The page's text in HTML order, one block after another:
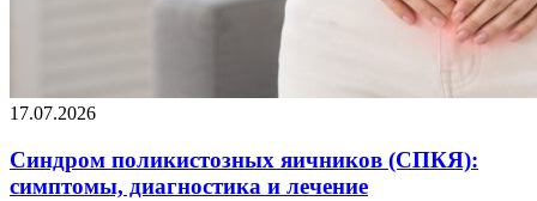
17.07.2026
Синдром поликистозных яичников (СПКЯ):
симптомы, диагностика и лечение